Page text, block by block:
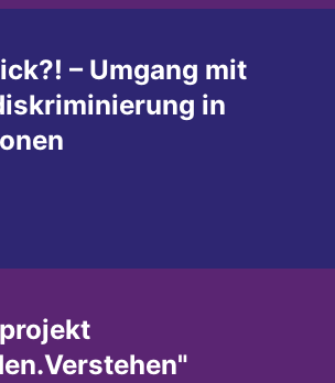
– Umgang mit
in